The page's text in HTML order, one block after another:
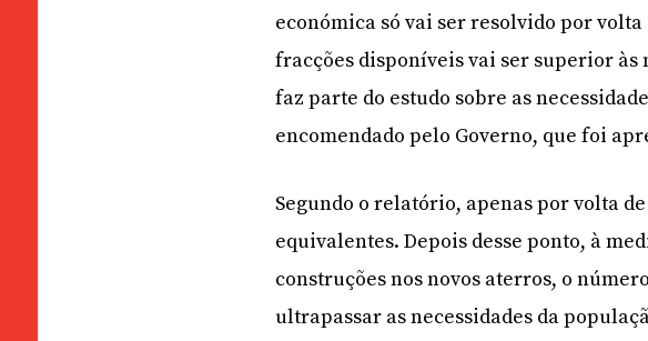
económica só vai ser resolvido por
fracções disponíveis vai ser superior às
faz parte do estudo sobre as
encomendado pelo Governo, que foi
Segundo o relatório, apenas por volta
equivalentes. Depois desse ponto, à
construções nos novos aterros, o
ultrapassar as necessidades da